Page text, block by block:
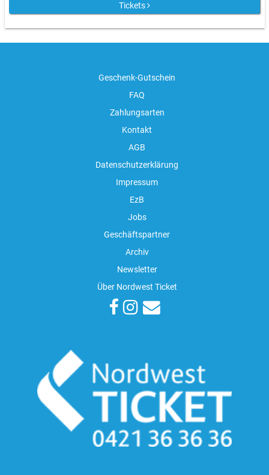
Tickets
Geschenk-Gutschein
FAQ
Zahlungsarten
Kontakt
AGB
Datenschutzerklärung
Impressum
EzB
Jobs
Geschäftspartner
Archiv
Newsletter
Über Nordwest Ticket